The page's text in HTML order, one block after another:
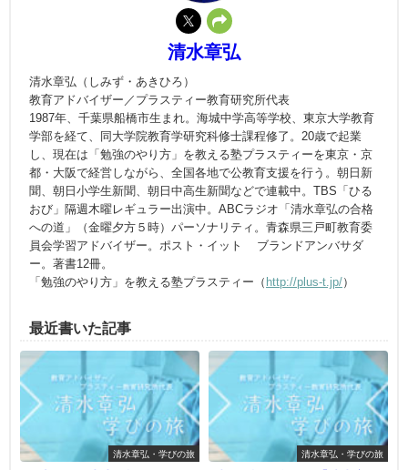
清水章弘
清水章弘（しみず・あきひろ）
教育アドバイザー／プラスティー教育研究所代表
1987年、千葉県船橋市生まれ。海城中学高等学校、東京大学教育
学部を経て、同大学院教育学研究科修士課程修了。20歳で起業
し、現在は「勉強のやり方」を教える塾プラスティーを東京・京
都・大阪で経営しながら、全国各地で公教育支援を行う。朝日新
聞、朝日小学生新聞、朝日中高生新聞などで連載中。TBS「ひる
おび」隔週木曜レギュラー出演中。ABCラジオ「清水章弘の合格
への道」（金曜夕方５時）パーソナリティ。青森県三戸町教育委
員会学習アドバイザー。ポスト・イット® ブランドアンバサダ
ー。著書12冊。
「勉強のやり方」を教える塾プラスティー（ http://plus-t.jp/）
最近書いた記事
清水章弘・学びの旅 清水章弘・学びの旅